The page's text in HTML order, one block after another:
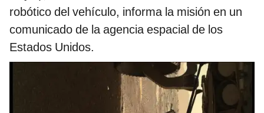
robótico del vehículo, informa la misión en un
comunicado de la agencia espacial de los
Estados Unidos.